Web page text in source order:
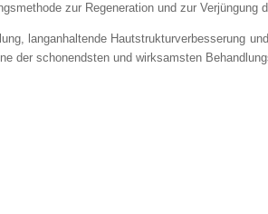
zur Regeneration und zur Verjüngung
langanhaltende Hautstrukturverbesserung
der schonendsten und wirksamsten